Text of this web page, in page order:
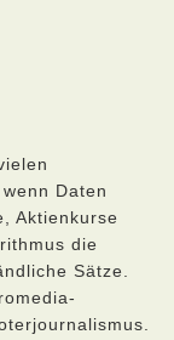
Daten
Aktienkurse
die
Sätze.